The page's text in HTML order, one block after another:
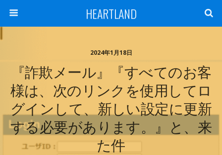
HEARTLAND
2024年1月18日
『詐欺メール』『すべてのお客
様は、次のリンクを使用してロ
グインして、新しい設定に更新
する必要があります。』と、来
た件